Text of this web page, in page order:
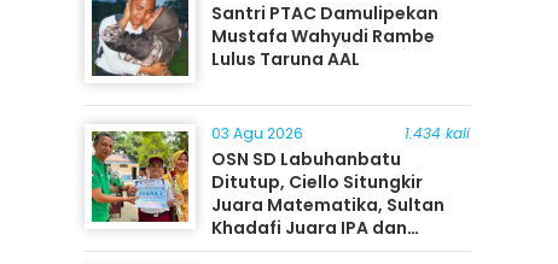
Santri PTAC Damulipekan
Mustafa Wahyudi Rambe
Lulus Taruna AAL
03 Agu 2026 1.434 kali
OSN SD Labuhanbatu
Ditutup, Ciello Situngkir
Juara Matematika, Sultan
Khadafi Juara IPA dan
Timothy Rangkuti Juara IPS